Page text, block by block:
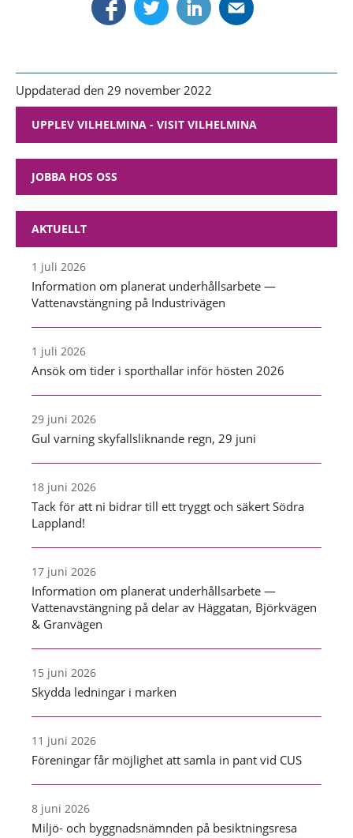
AKTUELLT
1 juli 2026
Information om planerat underhållsarbete —
Vattenavstängning på Industrivägen
1 juli 2026
Ansök om tider i sporthallar inför hösten 2026
29 juni 2026
Gul varning skyfallsliknande regn, 29 juni
18 juni 2026
Tack för att ni bidrar till ett tryggt och säkert Södra
Lappland!
17 juni 2026
Information om planerat underhållsarbete —
Vattenavstängning på delar av Häggatan, Björkvägen
& Granvägen
15 juni 2026
Skydda ledningar i marken
11 juni 2026
Föreningar får möjlighet att samla in pant vid CUS
8 juni 2026
Miljö- och byggnadsnämnden på besiktningsresa
Uppdaterad den 29 november 2022
UPPLEV VILHELMINA - VISIT VILHELMINA
JOBBA HOS OSS